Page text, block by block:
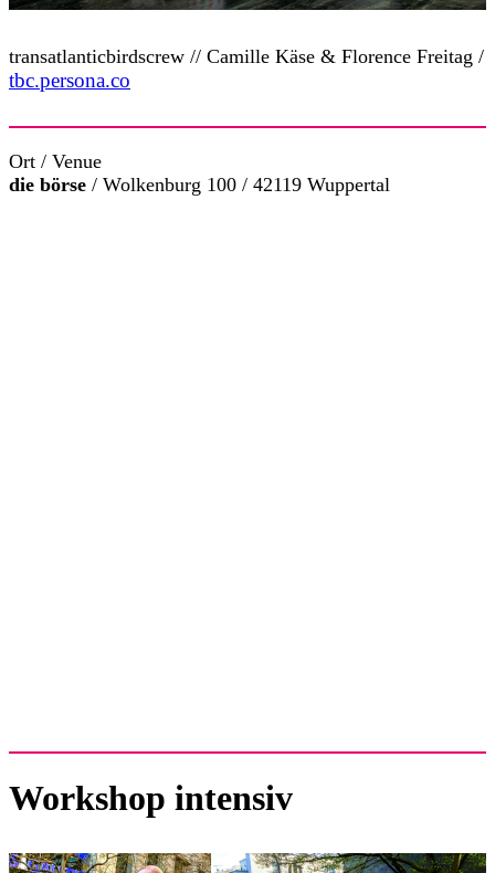
transatlanticbirdscrew // Camille Käse & Florence Freitag /
tbc.persona.co
Ort / Venue
die börse / Wolkenburg 100 / 42119 Wuppertal
Workshop intensiv